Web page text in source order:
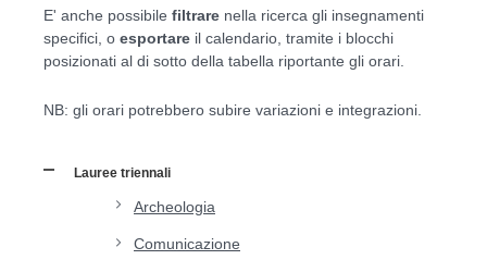
E' anche possibile filtrare nella ricerca gli insegnamenti
specifici, o esportare il calendario, tramite i blocchi
posizionati al di sotto della tabella riportante gli orari.
NB: gli orari potrebbero subire variazioni e integrazioni.
Lauree triennali
Archeologia
Comunicazione